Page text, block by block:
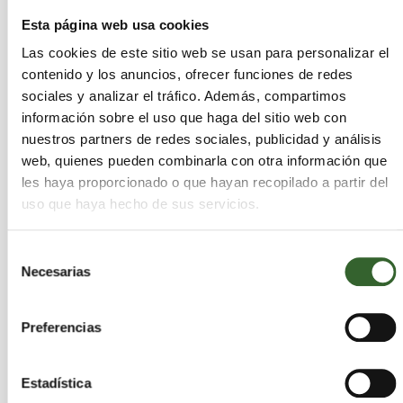
Esta página web usa cookies
Las cookies de este sitio web se usan para personalizar el
contenido y los anuncios, ofrecer funciones de redes
sociales y analizar el tráfico. Además, compartimos
información sobre el uso que haga del sitio web con
nuestros partners de redes sociales, publicidad y análisis
web, quienes pueden combinarla con otra información que
les haya proporcionado o que hayan recopilado a partir del
uso que haya hecho de sus servicios.
Necesarias
Preferencias
Estadística
forma de hidrógeno y oxígeno mediante la
ruptura de la molécula de agua,pero precisa
de materiales que actúen de catalizador para este
proceso. Está coordinado por el Departamento de
Química de la ULL bajo la supervisión principal de
la investigadora Elena Pastor.
En total son quince chicos y chicas divididos en
dos grupos de investigación que en estas dos
comunicación y divulgación de resultados, bajo la
universidad.
través de su Unidad de Cultura Científica y de